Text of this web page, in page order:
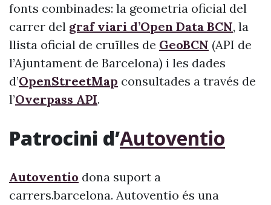
fonts combinades: la geometria oficial del
carrer del graf viari d’Open Data BCN, la
llista oficial de cruïlles de GeoBCN (API de
l’Ajuntament de Barcelona) i les dades
d’OpenStreetMap consultades a través de
l’Overpass API.
Patrocini d’Autoventio
Autoventio dona suport a
carrers.barcelona. Autoventio és una